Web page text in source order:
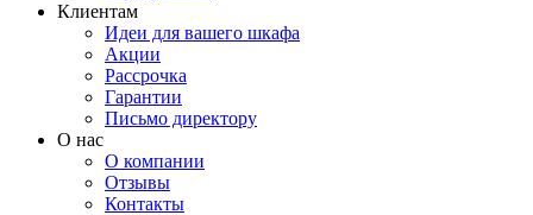
Клиентам
Идеи для вашего шкафа
Акции
Рассрочка
Гарантии
Письмо директору
О нас
О компании
Отзывы
Контакты